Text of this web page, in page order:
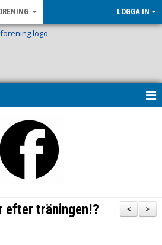
LOGGA IN
>
<
efter träningen!?